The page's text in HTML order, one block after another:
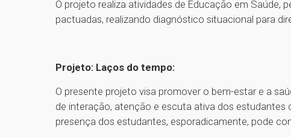
O projeto realiza atividades de Educação em Saúde,
pactuadas, realizando diagnóstico situacional para
Projeto: Laços do tempo:
O presente projeto visa promover o bem-estar e a
de interação, atenção e escuta ativa dos
presença dos estudantes, esporadicamente, pode